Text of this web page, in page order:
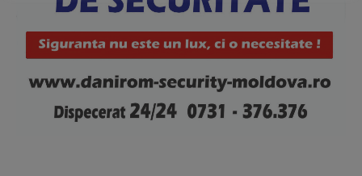
About
Contact us
Subscription Plans
My account